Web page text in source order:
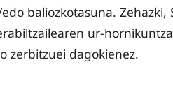
baliozkotasuna. Zehazki,
ur-
zerbitzuei dagokienez.